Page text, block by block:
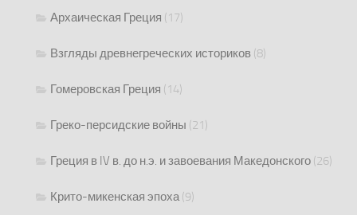
Архаическая Греция (17)
Взгляды древнегреческих историков (8)
Гомеровская Греция (14)
Греко-персидские войны (21)
Греция в IV в. до н.э. и завоевания Македонского (26)
Крито-микенская эпоха(9)